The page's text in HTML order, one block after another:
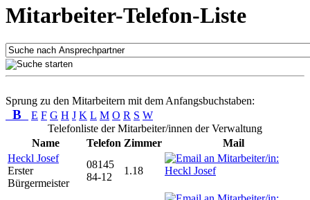
Mitarbeiter-Telefon-Liste
Sprung zu den Mitarbeitern mit dem Anfangsbuchstaben:
B E F G H J K L M O R S W
Telefonliste der Mitarbeiter/innen der Verwaltung
Name
Telefon Zimmer
Mail
Heckl Josef
Erster
Bürgermeister
08145
84-12
1.18